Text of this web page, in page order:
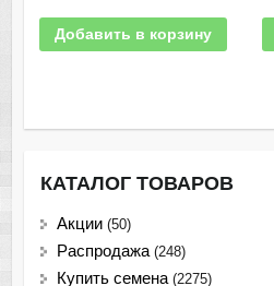
Добавить в корзину
КАТАЛОГ ТОВАРОВ
Акции (50)
Распродажа (248)
Купить семена (2275)